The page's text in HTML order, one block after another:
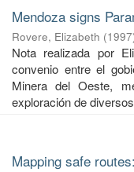
Mendoza signs
Rovere, Elizabeth (1997
Nota realizada por
convenio entre el
Minera del Oeste,
exploración de
Mapping safe